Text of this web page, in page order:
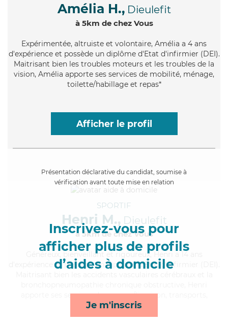
Amélia H., Dieulefit
à 5km de chez Vous
Expérimentée, altruiste et volontaire, Amélia a 4 ans
d'expérience et possède un diplôme d'Etat d'infirmier (DEI).
Maitrisant bien les troubles moteurs et les troubles de la
vision, Amélia apporte ses services de mobilité, ménage,
toilette/habillage et repas*
Afficher le profil
Présentation déclarative du candidat, soumise à
vérification avant toute mise en relation
Inscrivez-vous pour
afficher plus de profils
d’aides à domicile
Je m'inscris
SPORTIF
Henri M., Dieulefit
à 5km de chez Vous
, bienveillant et rigoureux, Henri a 14 ans
d'expérience et possède un diplôme d'Etat d'infirmier (DEI).
apporte ses services de courses/livraison, transports,
mobilité et rappels*